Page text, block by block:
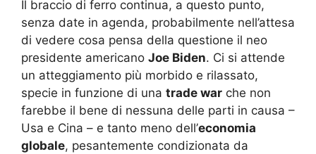
Il braccio di ferro continua, a questo punto,
senza date in agenda, probabilmente nell’attesa
di vedere cosa pensa della questione il neo
presidente americano Joe Biden. Ci si attende
un atteggiamento più morbido e rilassato,
specie in funzione di una trade war che non
farebbe il bene di nessuna delle parti in causa –
Usa e Cina – e tanto meno dell’economia
globale, pesantemente condizionata da